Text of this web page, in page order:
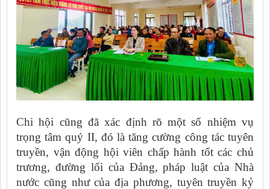
Chi hội cũng đã xác định rõ một số nhiệm vụ
trọng tâm quý II, đó là tăng cường công tác tuyên
truyền, vận động hội viên chấp hành tốt các chủ
trương, đường lối của Đảng, pháp luật của Nhà
nước cũng như của địa phương, tuyên truyền kỷ